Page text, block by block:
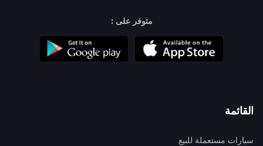
متوفر على :
القائمة
سيارات مستعملة للبيع